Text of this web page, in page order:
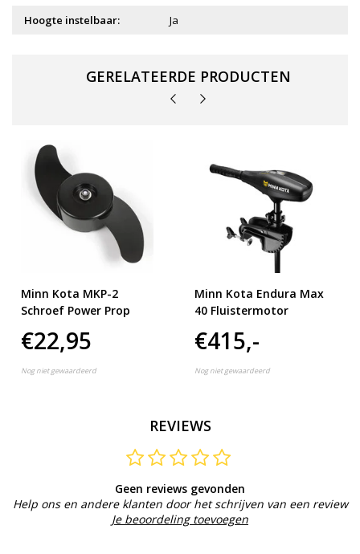
Hoogte instelbaar:
Ja
GERELATEERDE PRODUCTEN
Minn Kota MKP-2
Schroef Power Prop
€22,95
Nog niet gewaardeerd
Minn Kota Endura Max
40 Fluistermotor
€415,-
Nog niet gewaardeerd
REVIEWS
Geen reviews gevonden
Help ons en andere klanten door het schrijven van een review
Je beoordeling toevoegen